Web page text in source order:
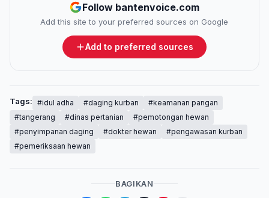
Follow bantenvoice.com
Add this site to your preferred sources on Google
Add to preferred sources
Tags: #idul adha #daging kurban
#keamanan pangan
#tangerang
#dinas pertanian
#pemotongan hewan
#penyimpanan daging
#dokter hewan
#pengawasan kurban
#pemeriksaan hewan
BAGIKAN